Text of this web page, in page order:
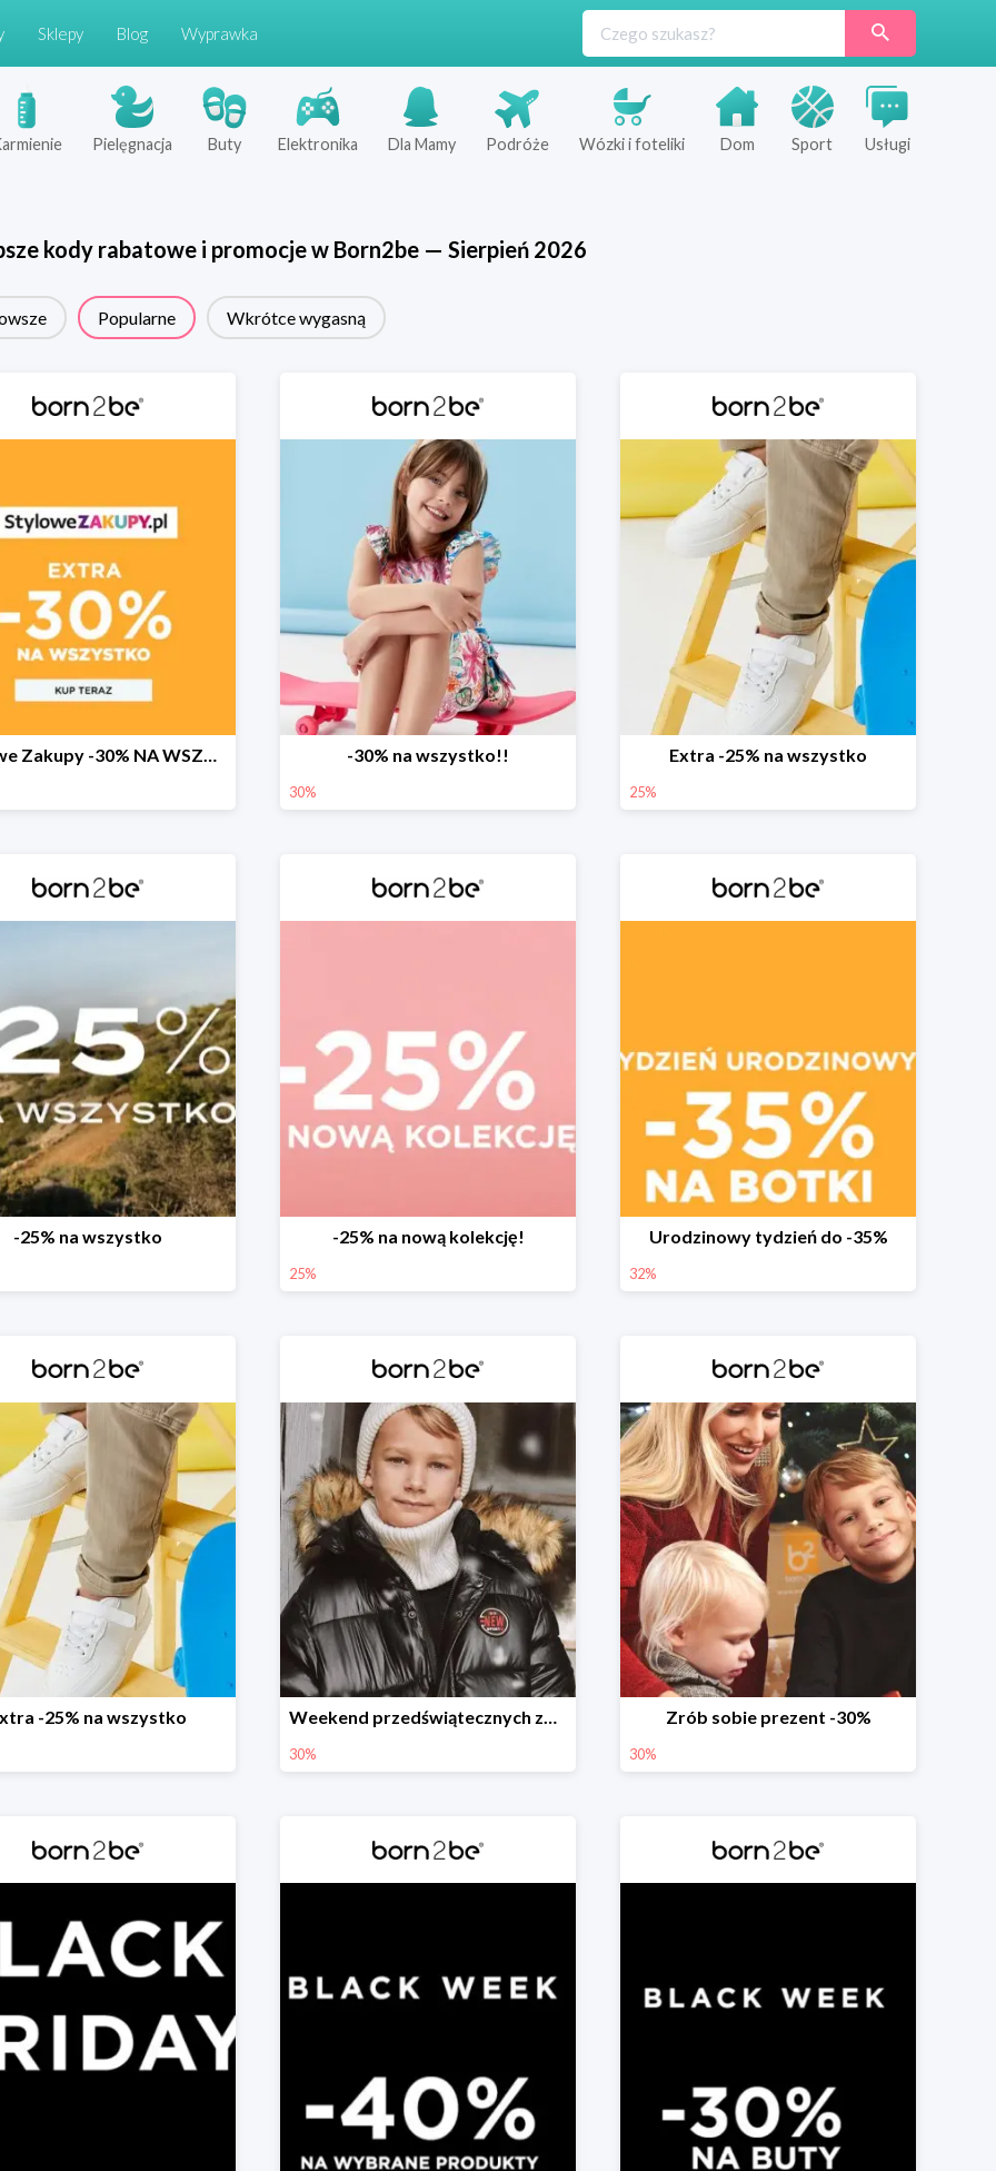
Sklepy Blog Wyprawka
Pielęgnacja Buty Elektronika Dla Mamy Podróże Wózki i foteliki Dom Sport Usługi
kody rabatowe i promocje w Born2be— Sierpień 2026
Popularne Wkrótce wygasną
Stylowe Zakupy -30% NA WSZYSTKO w born2be! -30% na wszystko!!
30%
Extra -25% na wszystko
25%
-25% na wszystko -25% na nową kolekcję!
25%
Urodzinowy tydzień do -35%
32%
-25% na wszystko Weekend przedświątecznych zakupów
30%
Zrób sobie prezent -30%
30%